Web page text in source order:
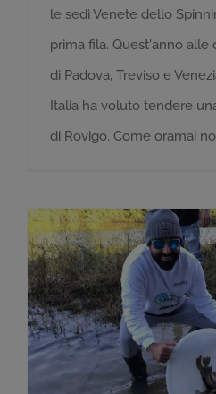
le sedi Venete dello
prima fila. Quest'anno alle
di Padova, Treviso e
Italia ha voluto tendere
di Rovigo. Come oramai